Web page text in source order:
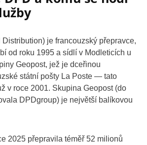
je francouzský přepravce,
od roku 1995 a sídlí v Modleticích u
Geopost, jež je dceřinou
státní pošty La Poste — tato
v roce 2001. Skupina Geopost (do
DPDgroup) je největší balíkovou
2025 přepravila téměř 52 milionů